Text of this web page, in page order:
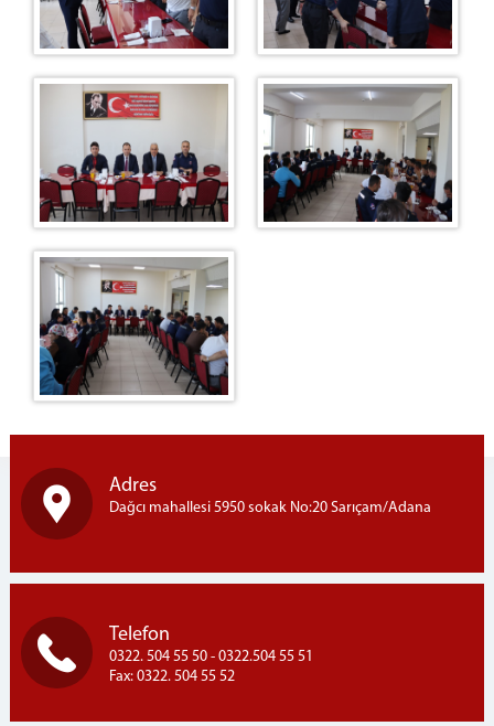
Adres
Dağcı mahallesi 5950 sokak No:20 Sarıçam/Adana
Telefon
0322. 504 55 50 - 0322.504 55 51
Fax: 0322. 504 55 52